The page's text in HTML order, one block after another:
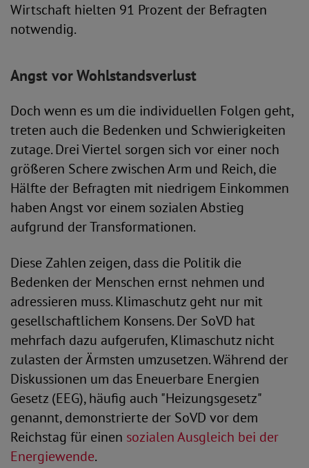
Wirtschaft hielten 91 Prozent der Befragten
notwendig.
Angst vor Wohlstandsverlust
Doch wenn es um die individuellen Folgen geht,
treten auch die Bedenken und Schwierigkeiten
zutage. Drei Viertel sorgen sich vor einer noch
größeren Schere zwischen Arm und Reich, die
Hälfte der Befragten mit niedrigem Einkommen
haben Angst vor einem sozialen Abstieg
aufgrund der Transformationen.
Diese Zahlen zeigen, dass die Politik die
Bedenken der Menschen ernst nehmen und
adressieren muss. Klimaschutz geht nur mit
gesellschaftlichem Konsens. Der SoVD hat
mehrfach dazu aufgerufen, Klimaschutz nicht
zulasten der Ärmsten umzusetzen. Während der
Diskussionen um das Eneuerbare Energien
Gesetz (EEG), häufig auch "Heizungsgesetz"
genannt, demonstrierte der SoVD vor dem
Reichstag für einen sozialen Ausgleich bei der
Energiewende.